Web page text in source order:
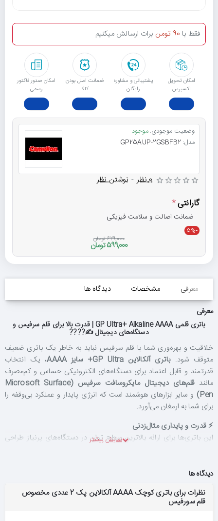
امکان تحویل
اکسپرس
پشتیبانی و مشاوره
رایگان
ﺿﻤﺎﻧﺖ اﺻﻞ ﺑﻮدن
ﮐﺎﻟﺎ
امکان صدور فاکتور
رسمی
فقط با 90 تومن برات ارسالش میکنیم
وضعیت موجودی:موجود
مدل: GP25AUP-2GSBFB2
0 نظر - نوشتن نظر
گارانتی
ضمانت اصالت و سلامت فیزیکی
-5%
599,000 تومان
629,000 تومان
معرفی مشخصات
دیدگاه ها
معرفی
باتری قلمی GP Ultra+ Alkaline AAAA | قدرت بالا برای قلم سرفیس و
دستگاه‌های دیجیتال ✍️????
خلاقیت و بهره‌وری شما با قلم سرفیس نباید به خاطر یک باتری ضعیف
متوقف شود.باتری آلکالاین GP Ultra+ سایز AAAA
، یک انتخاب
قدرتمند و قابل اعتماد برای دستگاه‌های الکترونیکی حساس و کم‌مصرف
مانند
قلم‌های دیجیتال مایکروسافت سرفیس (Microsoft Surface
Pen) و سایر ابزارهای هوشمند است که انرژی پایدار و عملکرد بی‌وقفه را
برای شما به ارمغان می‌آورد.
⚡ قدرت و پایداری مثال‌زدنی
این باتری‌ها برای ارائه بالاترین سطح توان در دستگاه‌های پرنیاز طراحی
پایداری را در طول عمر خود به دستگاه می‌رسانند. این موضوع برای
دارند، یک مزیت حیاتی به شمار می‌رود. طراحی داخلی پیشرفته این
باتری‌ها، عملکرد فوق‌العاده روان و بدون لگ قلم را حتی در حساس‌ترین
دیدگاه ها
نظرات برای باتری کوچک AAAA آلکالاین پک 2 عددی مخصوص
قلم سورفیس